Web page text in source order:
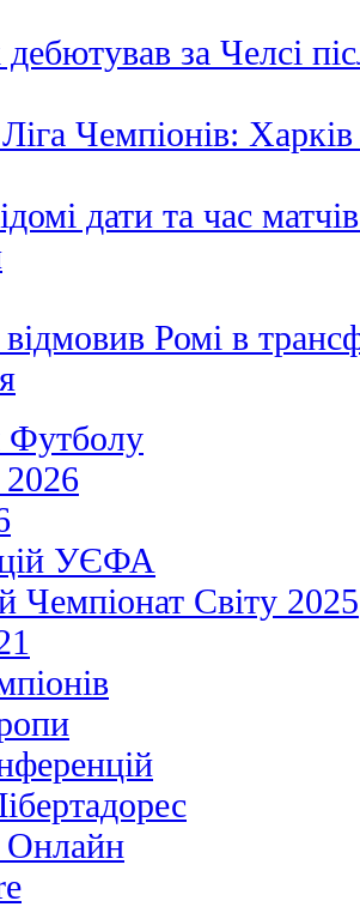
за Челсі
Чемпіонів:
дати та час
Ромі в
УЄФА
Чемпіонат Світу 2025